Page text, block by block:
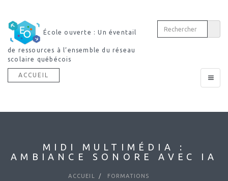
École ouverte : Un éventail
de ressources à l’ensemble du réseau
scolaire québécois
Toggle
ACCUEIL
MIDI MULTIMÉDIA :
AMBIANCE SONORE AVEC IA
ACCUEIL FORMATIONS